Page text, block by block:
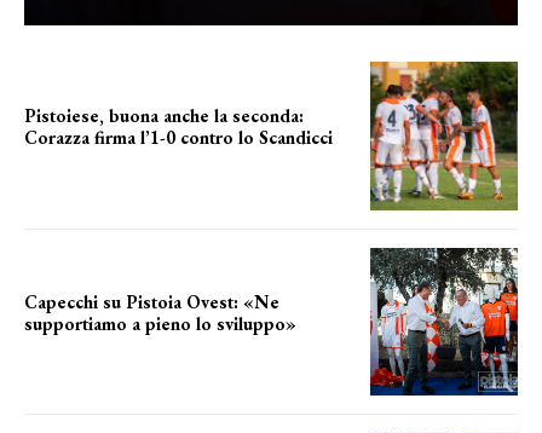
Pistoiese, buona anche la seconda:
Corazza firma l’1-0 contro lo Scandicci
Capecchi su Pistoia Ovest: «Ne
supportiamo a pieno lo sviluppo»